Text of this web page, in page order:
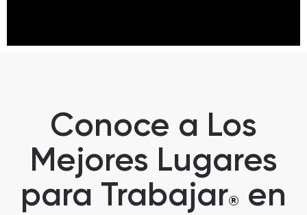
Conoce a Los
Mejores Lugares
para Trabajar®
en